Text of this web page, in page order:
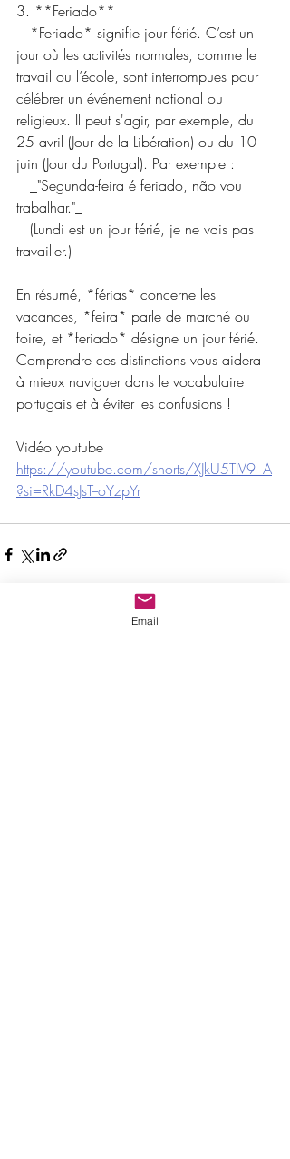
3. **Feriado**
jour où les activités normales, comme le
travail ou l’école, sont interrompues pour
célébrer un événement national ou
religieux. Il peut s'agir, par exemple, du
25 avril (Jour de la Libération) ou du 10
juin (Jour du Portugal). Par exemple :
trabalhar."_
travailler.)
En résumé, *férias* concerne les
vacances, *feira* parle de marché ou
foire, et *feriado* désigne un jour férié.
Comprendre ces distinctions vous aidera
à mieux naviguer dans le vocabulaire
portugais et à éviter les confusions !
Vidéo youtube
https://youtube.com/shorts/XJkU5TIV9_A
?si=RkD4sJsT--oYzpYr
Email